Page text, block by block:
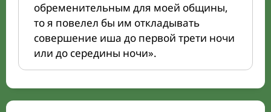
обременительным для моей общины,
то я повелел бы им откладывать
совершение иша до первой трети ночи
или до середины ночи».